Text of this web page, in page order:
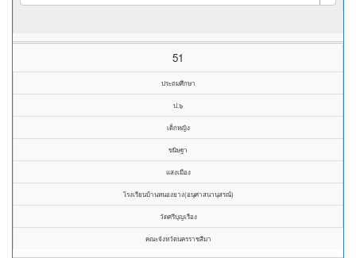
51
ประถมศึกษา
ป.๖
เด็กหญิง
ขนิษฐา
แสงเมือง
โรงเรียนบ้านหนองยาง(อนุศาสนานุสรณ์)
วัดศรีบุญเรือง
คณะจังหวัดนครราชสีมา